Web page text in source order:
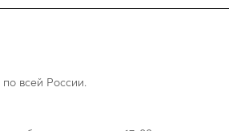
всей России.